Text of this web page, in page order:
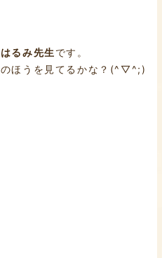
はるみ先生 です。
のほうを見てるかな？(^▽^;)